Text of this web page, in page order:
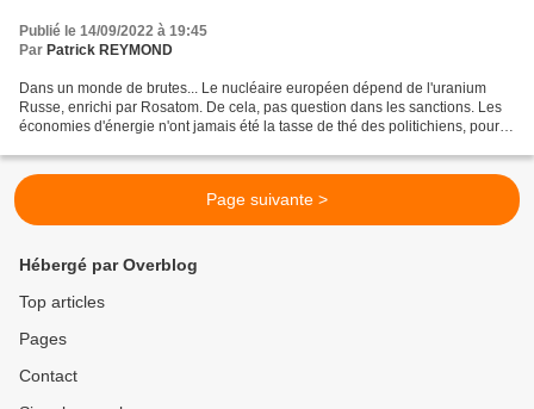
Publié le 14/09/2022 à 19:45
Par Patrick REYMOND
Dans un monde de brutes... Le nucléaire européen dépend de l'uranium
Russe, enrichi par Rosatom. De cela, pas question dans les sanctions. Les
économies d'énergie n'ont jamais été la tasse de thé des politichiens, pour
Page suivante >
Hébergé par Overblog
Top articles
Pages
Contact